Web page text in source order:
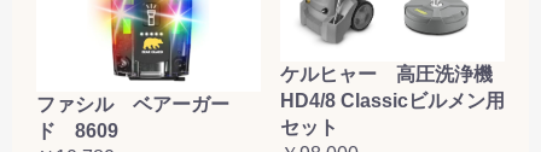
ファシル ベアーガー
ド 8609
ケルヒャー 高圧洗浄機
HD4/8 Classicビルメン用
セット